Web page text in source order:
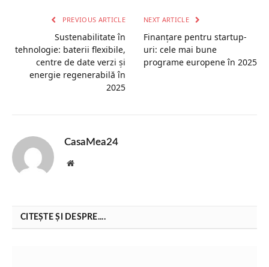
PREVIOUS ARTICLE
Sustenabilitate în
tehnologie: baterii flexibile,
centre de date verzi și
energie regenerabilă în
2025
NEXT ARTICLE
Finanțare pentru startup-
uri: cele mai bune
programe europene în 2025
CasaMea24
Website
CITEȘTE ȘI DESPRE....